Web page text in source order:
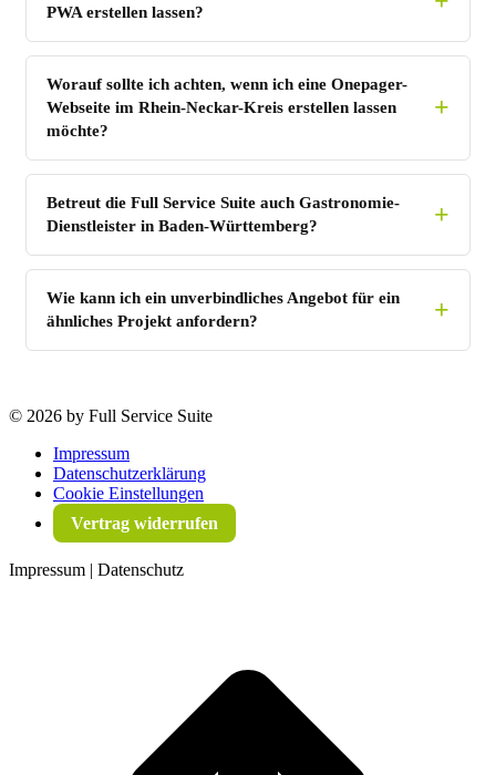
PWA erstellen lassen?
Worauf sollte ich achten, wenn ich eine Onepager-
Webseite im Rhein-Neckar-Kreis erstellen lassen
möchte?
Betreut die Full Service Suite auch Gastronomie-
Dienstleister in Baden-Württemberg?
Wie kann ich ein unverbindliches Angebot für ein
ähnliches Projekt anfordern?
© 2026 by Full Service Suite
Impressum
Datenschutzerklärung
Cookie Einstellungen
Vertrag widerrufen
Impressum | Datenschutz